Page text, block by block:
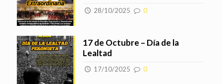
28/10/2025 0
17 de Octubre – Día de la
Lealtad
17/10/2025 0